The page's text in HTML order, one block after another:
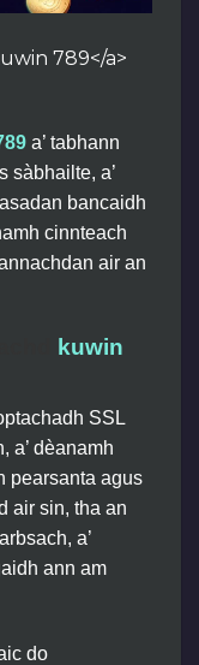
789</a>
a’ tabhann
sàbhailte, a’
bancaidh
cinnteach
air an
kuwin
SSL
a’ dèanamh
pearsanta agus
air sin, tha an
a’
ann am
do